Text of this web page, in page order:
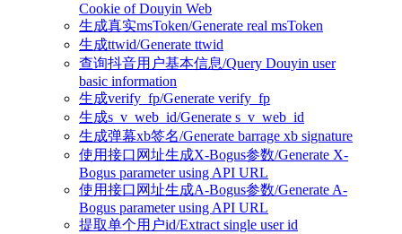
Cookie of Douyin Web
生成真实msToken/Generate real msToken
生成ttwid/Generate ttwid
查询抖音用户基本信息/Query Douyin user
basic information
生成verify_fp/Generate verify_fp
生成s_v_web_id/Generate s_v_web_id
生成弹幕xb签名/Generate barrage xb signature
使用接口网址生成X-Bogus参数/Generate X-
Bogus parameter using API URL
使用接口网址生成A-Bogus参数/Generate A-
Bogus parameter using API URL
提取单个用户id/Extract single user id